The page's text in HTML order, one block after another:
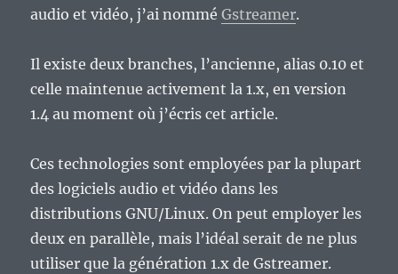
audio et vidéo, j’ai nomméGstreamer.
Il existe deux branches, l’ancienne, alias 0.10 et
celle maintenue activement la 1.x, en version
1.4 au moment où j’écris cet article.
Ces technologies sont employées par la plupart
des logiciels audio et vidéo dans les
distributions GNU/Linux. On peut employer les
deux en parallèle, mais l’idéal serait de ne plus
utiliser que la génération 1.x de Gstreamer.